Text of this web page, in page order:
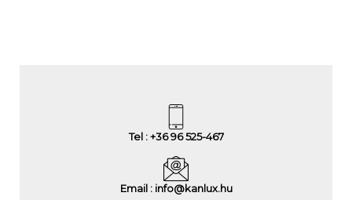
Tel : +36 96 525-467
Email : info@kanlux.hu